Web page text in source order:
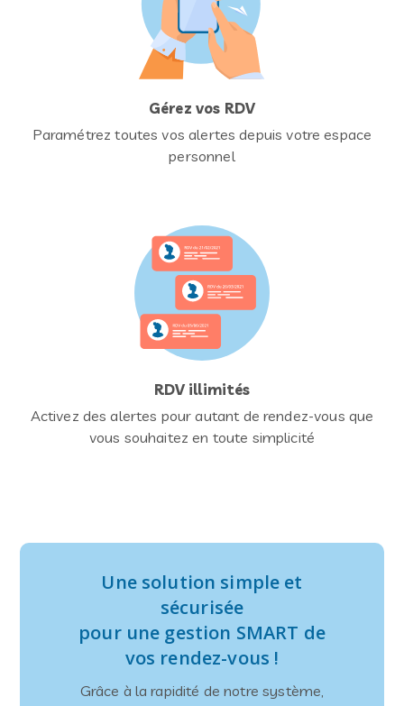
Une solution simple et
sécurisée
pour une gestion SMART de
vos rendez-vous !
Grâce à la rapidité de notre système,
Gérez vos RDV
Paramétrez toutes vos alertes depuis votre espace
personnel
RDV illimités
Activez des alertes pour autant de rendez-vous que
vous souhaitez en toute simplicité